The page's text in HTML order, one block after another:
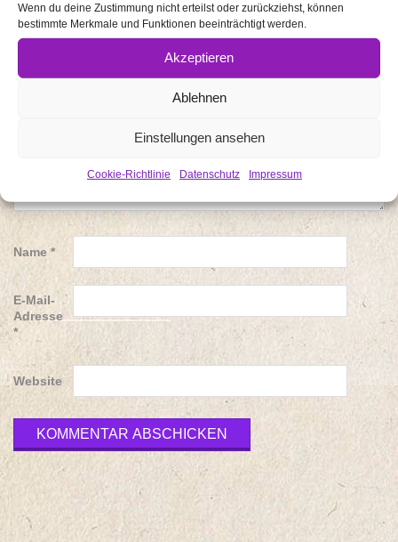
Wenn du deine Zustimmung nicht erteilst oder zurückziehst, können
bestimmte Merkmale und Funktionen beeinträchtigt werden.
Akzeptieren
Ablehnen
Einstellungen ansehen
Cookie-Richtlinie Datenschutz Impressum
Kommentar
Name *
E-Mail-
Adresse
*
Website